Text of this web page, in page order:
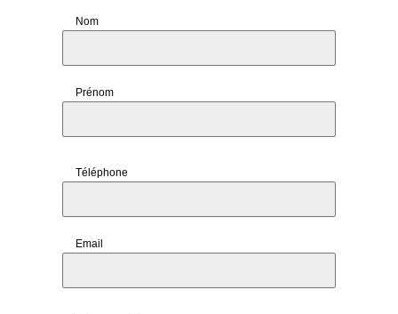
Nom
Prénom
Téléphone
Email